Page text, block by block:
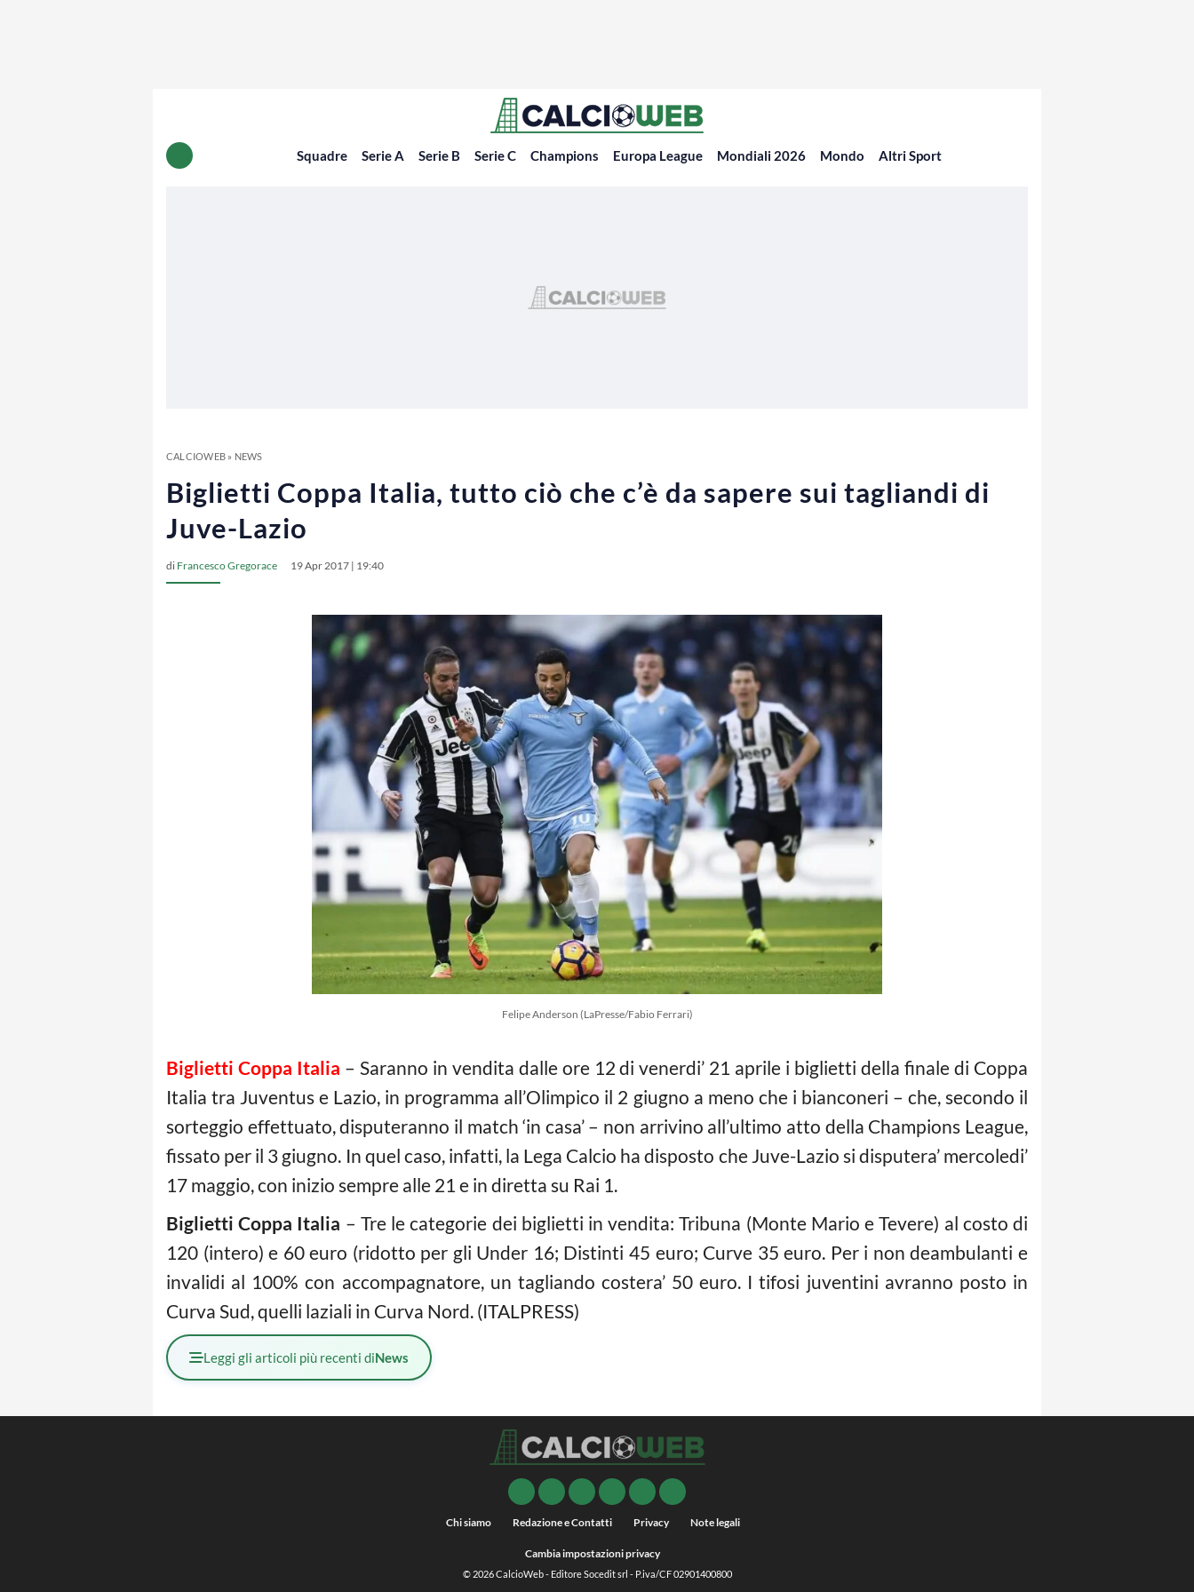
Squadre Serie A Serie B Serie C Champions Europa League Mondiali 2026 Mondo Altri Sport
CALCIOWEB» NEWS
Biglietti Coppa Italia, tutto ciò che c’è da sapere sui tagliandi di
Juve-Lazio
di Francesco Gregorace 19 Apr 2017 | 19:40
Felipe Anderson (LaPresse/Fabio Ferrari)
Biglietti Coppa Italia – Saranno in vendita dalle ore 12 di venerdi’ 21 aprile i biglietti della finale di Coppa
Italia tra Juventus e Lazio, in programma all’Olimpico il 2 giugno a meno che i bianconeri – che, secondo il
sorteggio effettuato, disputeranno il match ‘in casa’ – non arrivino all’ultimo atto della Champions League,
fissato per il 3 giugno. In quel caso, infatti, la Lega Calcio ha disposto che Juve-Lazio si disputera’ mercoledi’
17 maggio, con inizio sempre alle 21 e in diretta su Rai 1.
Biglietti Coppa Italia – Tre le categorie dei biglietti in vendita: Tribuna (Monte Mario e Tevere) al costo di
120 (intero) e 60 euro (ridotto per gli Under 16; Distinti 45 euro; Curve 35 euro. Per i non deambulanti e
invalidi al 100% con accompagnatore, un tagliando costera’ 50 euro. I tifosi juventini avranno posto in
Curva Sud, quelli laziali in Curva Nord. (ITALPRESS)
Leggi gli articoli più recenti diNews
Chi siamo Redazione e Contatti Privacy Note legali
Cambia impostazioni privacy
© 2026CalcioWeb- Editore Socedit srl - P.iva/CF 02901400800